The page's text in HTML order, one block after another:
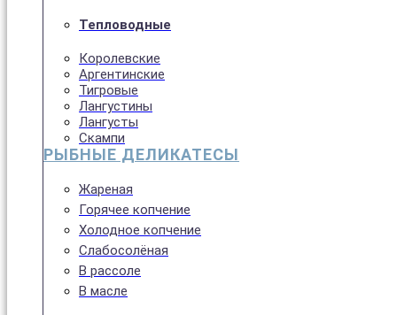
Тепловодные
Королевские
Аргентинские
Тигровые
Лангустины
Лангусты
Скампи
РЫБНЫЕ ДЕЛИКАТЕСЫ
Жареная
Горячее копчение
Холодное копчение
Слабосолёная
В рассоле
В масле